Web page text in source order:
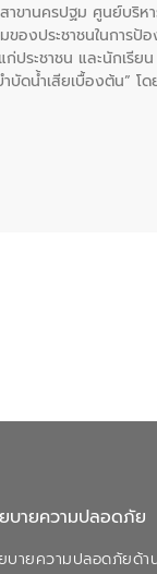
ขานครปฐม ศูนย์บริห
องประชาชนในการ
ระชาชน และนักเรีย
ดน้ำเสียเบื้องต้น” โ
องต้นในครัวเรือน ณ
บายความปลอดภัย
บายความปลอดภัยด้า